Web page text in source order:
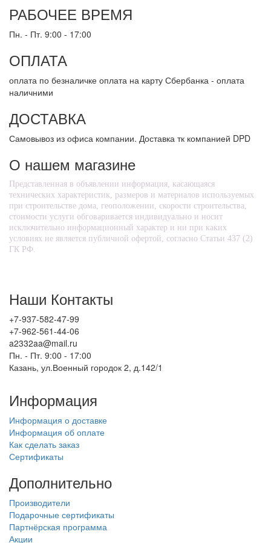
РАБОЧЕЕ ВРЕМЯ
Пн. - Пт. 9:00 - 17:00
ОПЛАТА
оплата по безналичке оплата на карту Сбербанка - оплата
наличними
ДОСТАВКА
Самовывоз из офиса компании. Доставка тк компанией DPD
О нашем магазине
Представленная в объявлении информация, касающаяся
технических характеристик, размеров и материалов используемых
при строительстве дома, геоположении, скорости строительства,
стоимости услуги обговаривается индивидуально и носит
исключительно информационный характер и ни при каких
условиях не является публичной офертой, согласно Статьи 437 (2)
ГК РФ.
Наши Контакты
+7-937-582-47-99
+7-962-561-44-06
a2332aa@mail.ru
Пн. - Пт. 9:00 - 17:00
Казань, ул.Военный городок 2, д.142/1
Информация
Информация о доставке
Информация об оплате
Как сделать заказ
Сертификаты
Дополнительно
Производители
Подарочные сертификаты
Партнёрская программа
Акции